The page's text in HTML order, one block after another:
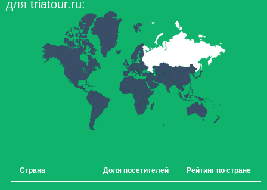
для triatour.ru:
Страна Доля посетителей Рейтинг по стране